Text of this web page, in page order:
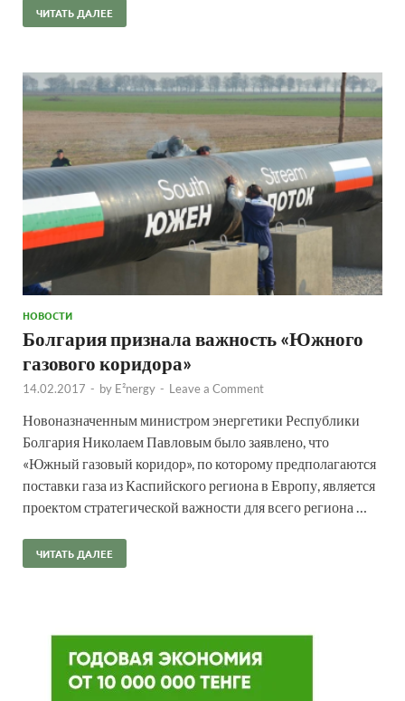
ЧИТАТЬ ДАЛЕЕ
НОВОСТИ
Болгария признала важность «Южного
газового коридора»
14.02.2017 - by E²nergy - Leave a Comment
Новоназначенным министром энергетики Республики
Болгария Николаем Павловым было заявлено, что
«Южный газовый коридор», по которому предполагаются
поставки газа из Каспийского региона в Европу, является
проектом стратегической важности для всего региона …
ЧИТАТЬ ДАЛЕЕ